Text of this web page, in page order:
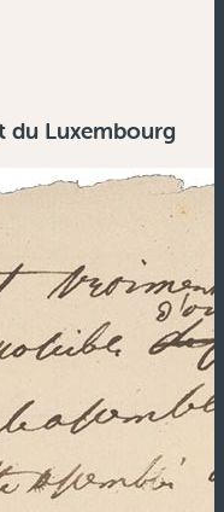
du Luxembourg